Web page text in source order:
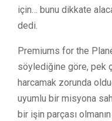
için… bunu dikkate
dedi.
Premiums for the
söylediğine göre, pek
harcamak zorunda
uyumlu bir misyona
bir işin parçası